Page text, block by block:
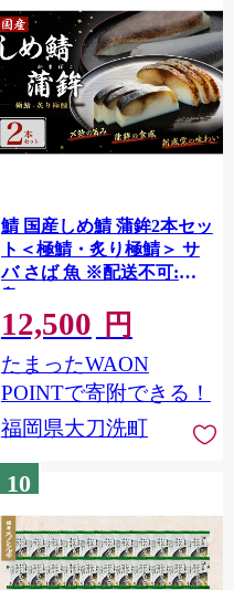
鯖 国産しめ鯖 蒲鉾2本セッ
ト＜極鯖・炙り極鯖＞ サ
バ さば 魚 ※配送不可:離
島
12,500 円
たまったWAON
POINTで寄附できる！
福岡県大刀洗町
10